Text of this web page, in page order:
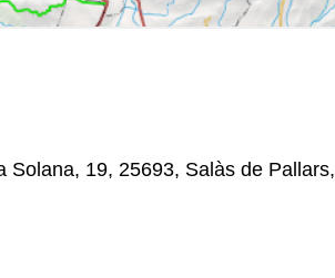
Solana, 19, 25693, Salàs de